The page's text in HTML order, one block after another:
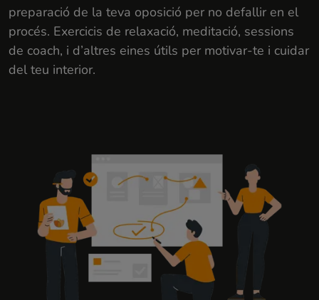
preparació de la teva oposició per no defallir en el
procés. Exercicis de relaxació, meditació, sessions
de coach, i d’altres eines útils per motivar-te i cuidar
del teu interior.